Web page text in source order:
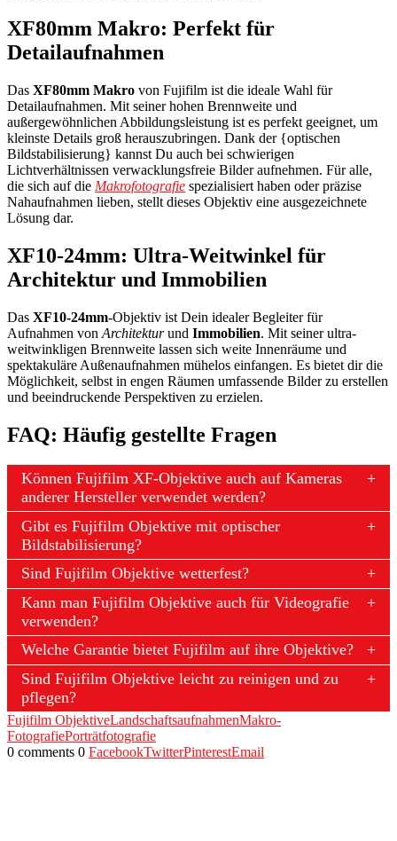
XF80mm Makro: Perfekt für
Detailaufnahmen
Das XF80mm Makro von Fujifilm ist die ideale Wahl für
Detailaufnahmen. Mit seiner hohen Brennweite und
außergewöhnlichen Abbildungsleistung ist es perfekt geeignet, um
kleinste Details groß herauszubringen. Dank der {optischen
Bildstabilisierung} kannst Du auch bei schwierigen
Lichtverhältnissen verwacklungsfreie Bilder aufnehmen. Für alle,
die sich auf die Makrofotografie spezialisiert haben oder präzise
Nahaufnahmen lieben, stellt dieses Objektiv eine ausgezeichnete
Lösung dar.
XF10-24mm: Ultra-Weitwinkel für
Architektur und Immobilien
Das XF10-24mm-Objektiv ist Dein idealer Begleiter für
Aufnahmen von Architekturund Immobilien. Mit seiner ultra-
weitwinkligen Brennweite lassen sich weite Innenräume und
spektakuläre Außenaufnahmen mühelos einfangen. Es bietet dir die
Möglichkeit, selbst in engen Räumen umfassende Bilder zu erstellen
und beeindruckende Perspektiven zu erzielen.
FAQ: Häufig gestellte Fragen
Können Fujifilm XF-Objektive auch auf Kameras
anderer Hersteller verwendet werden?
Gibt es Fujifilm Objektive mit optischer
Bildstabilisierung?
Sind Fujifilm Objektive wetterfest?
Kann man Fujifilm Objektive auch für Videografie
verwenden?
Welche Garantie bietet Fujifilm auf ihre Objektive?
Sind Fujifilm Objektive leicht zu reinigen und zu
pflegen?
Fujifilm ObjektiveLandschaftsaufnahmenMakro-
FotografiePorträtfotografie
0 comments 0 FacebookTwitterPinterestEmail